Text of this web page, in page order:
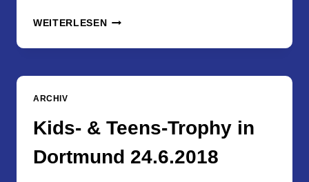
WEITERLESENUNSER
TURNIERPAAR
UND
36.
TAUNUS-
TANZ-
TAG
ARCHIV
Kids- & Teens-Trophy in
Dortmund 24.6.2018